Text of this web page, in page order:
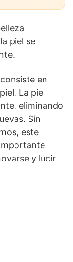
piel se
en
La piel
eliminando
Sin
este
y lucir